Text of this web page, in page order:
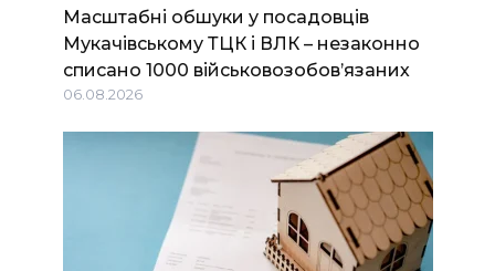
Масштабні обшуки у посадовців
Мукачівському ТЦК і ВЛК – незаконно
списано 1000 військовозобов’язаних
06.08.2026